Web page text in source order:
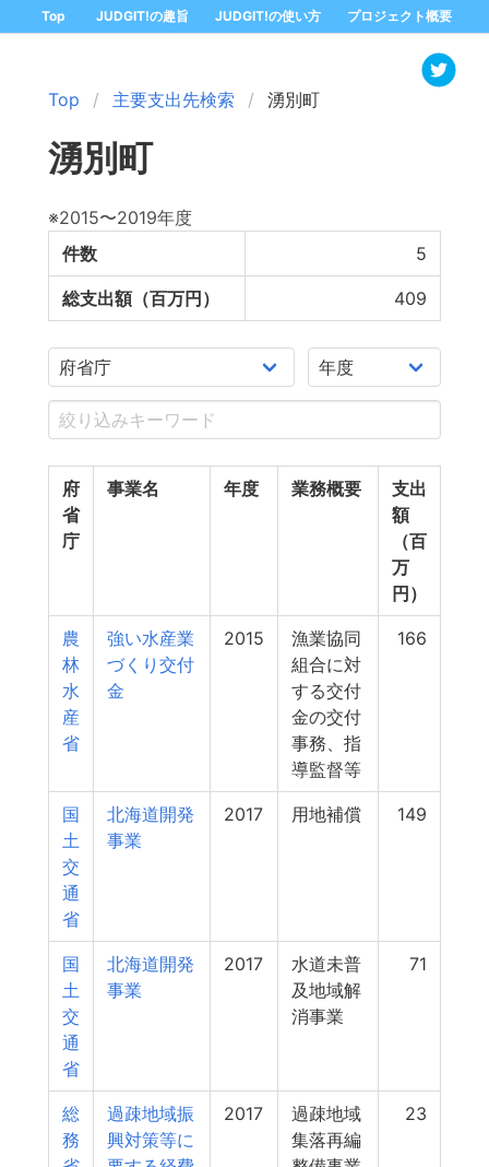
Top JUDGIT!の趣旨 JUDGIT!の使い方 プロジェクト概要
Top 主要支出先検索 湧別町
湧別町
※2015〜2019年度
件数
5
総支出額（百万円） 409
府
省
庁
事業名 年度 業務概要
支出
額
（百
万
円）
農
林
水
産
省
強い水産業
づくり交付
金
2015
漁業協同
組合に対
する交付
金の交付
事務、指
導監督等
166
国
土
交
通
省
北海道開発
事業
2017 用地補償 149
国
土
交
通
省
北海道開発
事業
2017
水道未普
及地域解
消事業
71
総
務
過疎地域振
興対策等に
2017
過疎地域
集落再編
23